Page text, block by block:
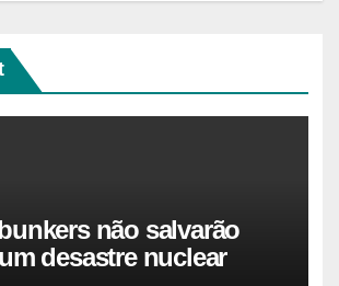
não salvarão
desastre nuclear